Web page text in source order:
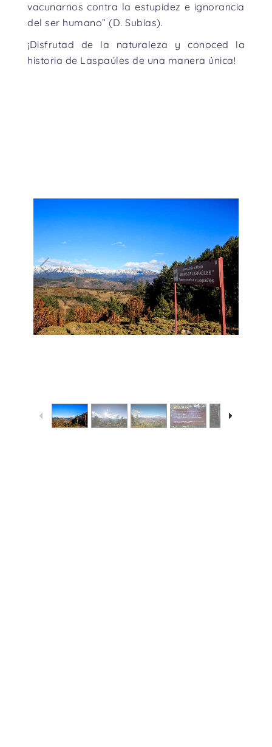
vacunarnos contra la estupidez e ignorancia
del ser humano” (D. Subías).
¡Disfrutad de la naturaleza y conoced la
historia de Laspaúles de una manera única!